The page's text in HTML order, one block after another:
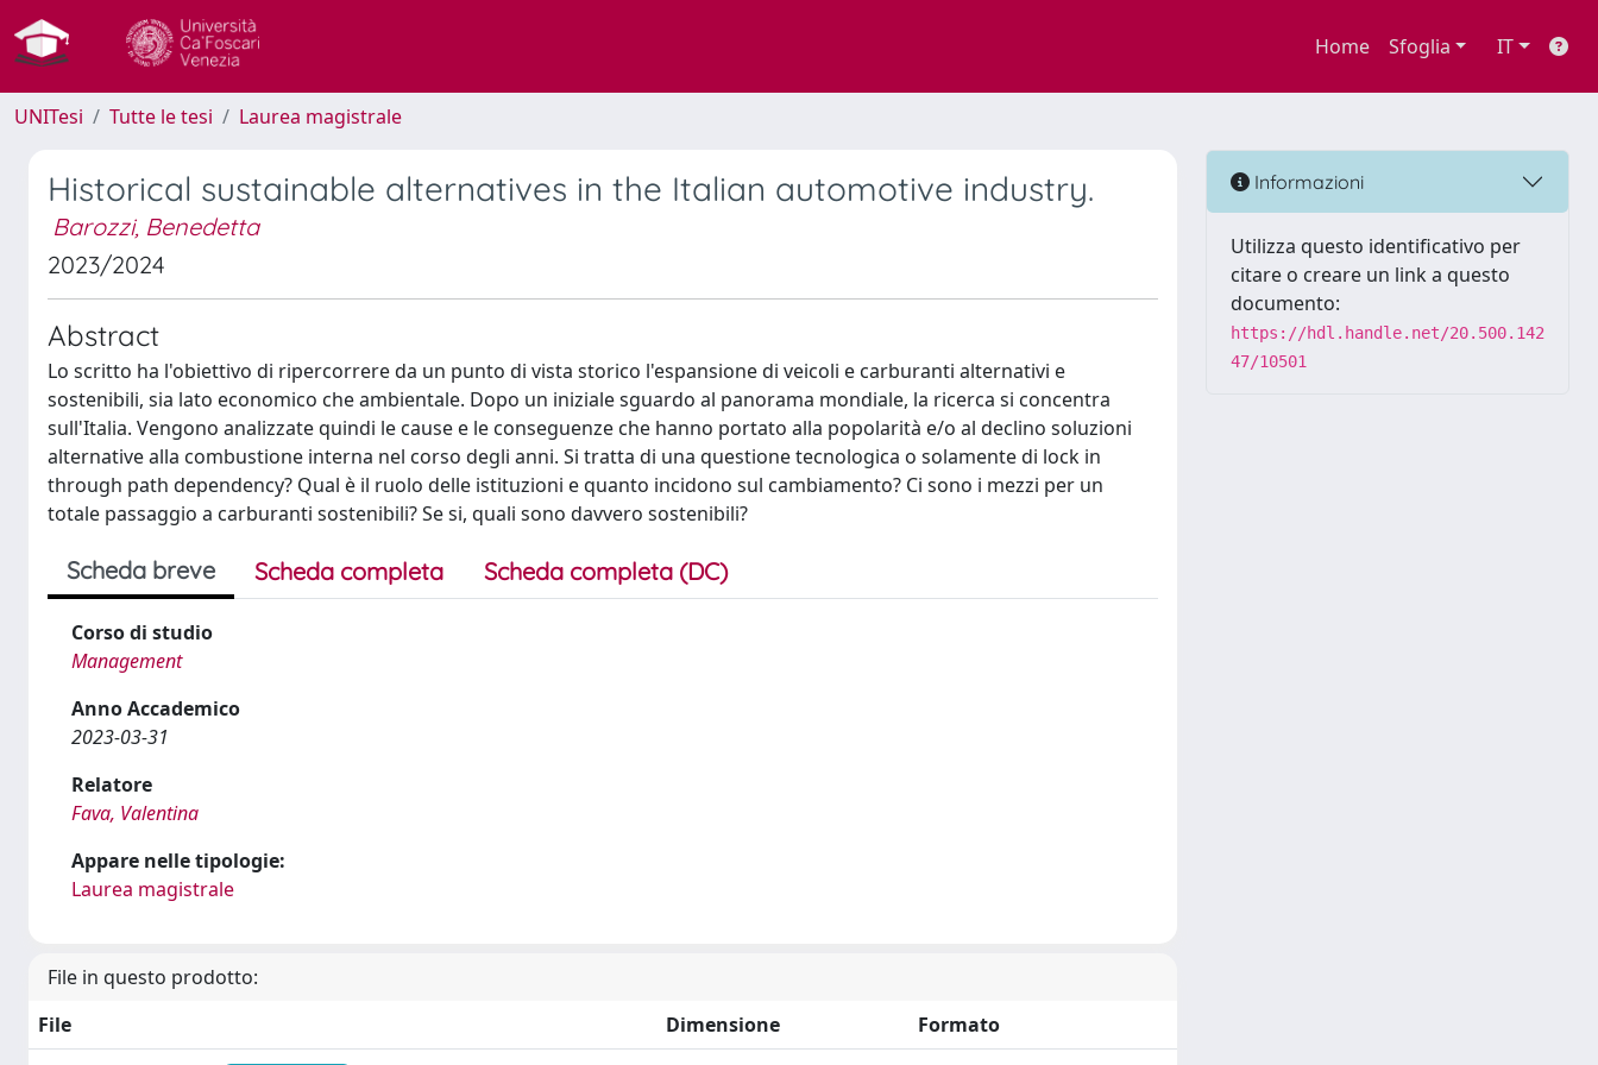
Home Sfoglia IT
UNITesi Tutte le tesi Laurea magistrale
Historical sustainable alternatives in the Italian automotive industry.
Barozzi, Benedetta
2023/2024
Abstract
Lo scritto ha l'obiettivo di ripercorrere da un punto di vista storico l'espansione di veicoli e carburanti alternativi e
sostenibili, sia lato economico che ambientale. Dopo un iniziale sguardo al panorama mondiale, la ricerca si concentra
sull'Italia. Vengono analizzate quindi le cause e le conseguenze che hanno portato alla popolarità e/o al declino soluzioni
alternative alla combustione interna nel corso degli anni. Si tratta di una questione tecnologica o solamente di lock in
through path dependency? Qual è il ruolo delle istituzioni e quanto incidono sul cambiamento? Ci sono i mezzi per un
totale passaggio a carburanti sostenibili? Se si, quali sono davvero sostenibili?
Scheda breve Scheda completa Scheda completa (DC)
Corso di studio
Management
Anno Accademico
2023-03-31
Relatore
Fava, Valentina
Appare nelle tipologie:
Laurea magistrale
File in questo prodotto:
File
Dimensione
Formato
Informazioni
Utilizza questo identificativo per
citare o creare un link a questo
documento:
https://hdl.handle.net/20.500.142
47/10501